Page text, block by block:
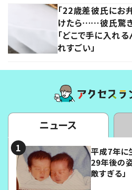
「22歳差彼氏にお
けたら……彼氏驚
「どこで手に入れる
れすごい」
ニュース
平成7年に
29年後の
敵すぎる」